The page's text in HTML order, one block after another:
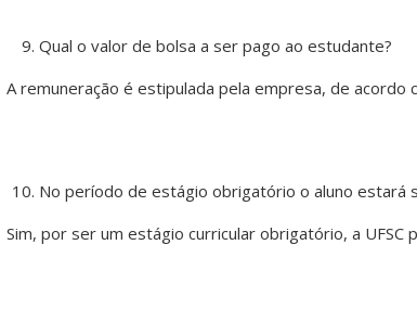
Qual o valor de bolsa a ser pago ao estudante?
A remuneração é estipulada pela empresa, de acordo
No período de estágio obrigatório o aluno estará
Sim, por ser um estágio curricular obrigatório, a